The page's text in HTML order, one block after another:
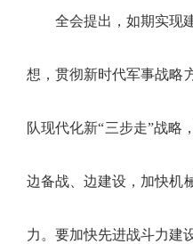
全会提出，如期实现
想，贯彻新时代军事战略
队现代化新“三步走”战略
边备战、边建设，加快机
力。要加快先进战斗力建